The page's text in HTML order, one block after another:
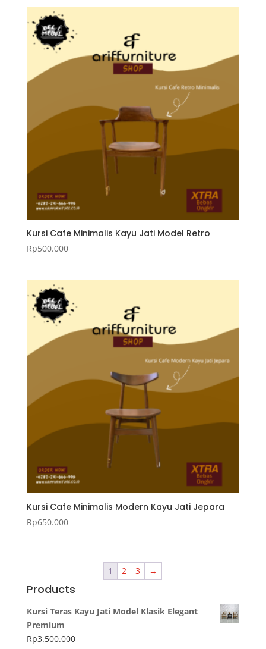
Kursi Cafe Minimalis Kayu Jati Model Retro
Rp500.000
Kursi Cafe Minimalis Modern Kayu Jati Jepara
Rp650.000
1 2 3 →
Products
Kursi Teras Kayu Jati Model Klasik Elegant
Premium
Rp3.500.000